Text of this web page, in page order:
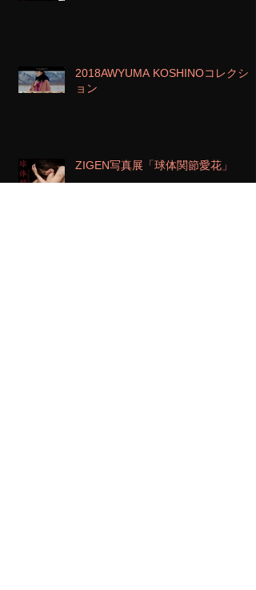
2018AWYUMA KOSHINOコレクシ
ョン
ZIGEN写真展「球体関節愛花」